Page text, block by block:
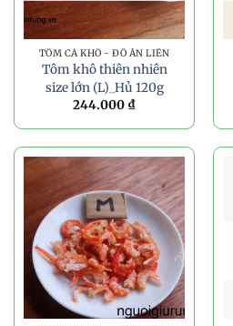
TÔM CÁ KHÔ - ĐỒ ĂN LIỀN
Tôm khô thiên nhiên
size lớn (L)_Hủ 120g
244.000 ₫